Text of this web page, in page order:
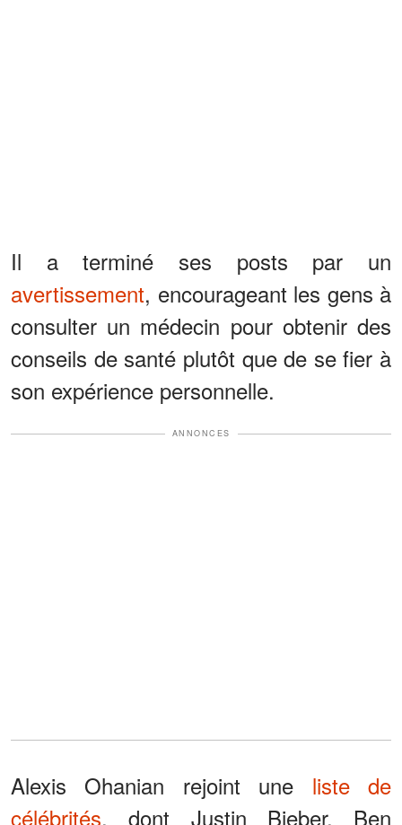
Il a terminé ses posts par un
avertissement, encourageant les gens à
consulter un médecin pour obtenir des
conseils de santé plutôt que de se fier à
son expérience personnelle.
ANNONCES
Alexis Ohanian rejoint une liste de
célébrités, dont Justin Bieber, Ben